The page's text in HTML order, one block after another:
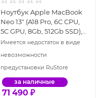
Ноутбук Apple MacBook
Neo 13" (A18 Pro, 6C CPU,
5C GPU, 8Gb, 512Gb SSD),
розовый румянец
Имеется недостаток в виде
невозможности
предустановки RuStore
за наличные
71 490 ₽